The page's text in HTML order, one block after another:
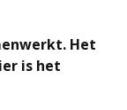
Het
is het